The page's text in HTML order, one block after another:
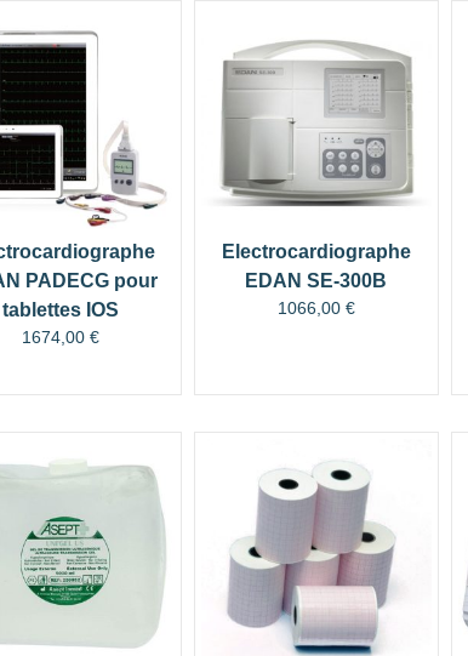
PADECG pour
tablettes IOS
1674,00 €
Electrocardiographe
EDAN SE-300B
1066,00 €